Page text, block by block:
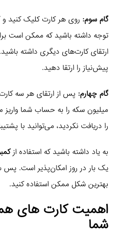
گام سوم: روی هر کارت کلیک کنید و
توجه داشته باشید که ممکن است
ارتقای کارت‌های دیگری داشته
پیش‌نیاز را ارتقا دهید.
گام چهارم:
میلیون سکه را به حساب شما واریز
را دریافت نکردید، می‌توانید با
به یاد داشته باشید که استفاده از
یک بار در روز امکان‌پذیر است.
بهترین شکل ممکن استفاده کنید.
اهمیت کارت های
شما